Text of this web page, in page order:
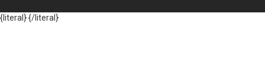
{literal}{/literal}